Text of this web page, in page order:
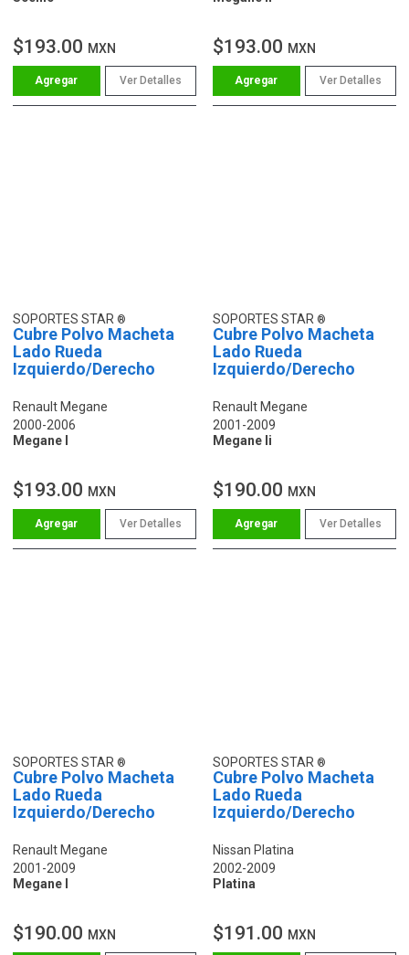
$193.00 MXN
Ver Detalles
$193.00 MXN
Ver Detalles
SOPORTES STAR
Cubre Polvo Macheta
Lado Rueda
Izquierdo/Derecho
Renault Megane
2000-2006
Megane I
$193.00 MXN
Ver Detalles
SOPORTES STAR
Cubre Polvo Macheta
Lado Rueda
Izquierdo/Derecho
Renault Megane
2001-2009
Megane Ii
$190.00 MXN
Ver Detalles
SOPORTES STAR
Cubre Polvo Macheta
Lado Rueda
Izquierdo/Derecho
Renault Megane
2001-2009
Megane I
$190.00 MXN
SOPORTES STAR
Cubre Polvo Macheta
Lado Rueda
Izquierdo/Derecho
Nissan Platina
2002-2009
Platina
$191.00 MXN